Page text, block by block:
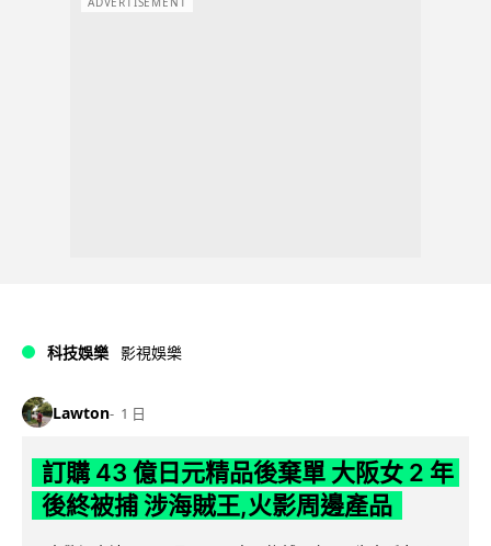
科技娛樂 影視娛樂
Lawton 1 日
訂購 43 億日元精品後棄單 大阪女 2 年
後終被捕 涉海賊王,火影周邊產品